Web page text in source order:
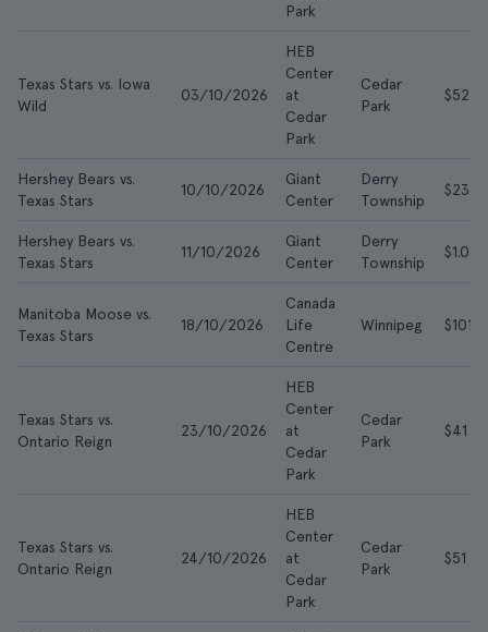
Park
Texas Stars vs. Iowa
Wild
03/10/2026
HEB
Center
at
Cedar
Park
Cedar
Park
$52
Hershey Bears vs.
Texas Stars
10/10/2026
Giant
Center
Derry
Township
$23
Hershey Bears vs.
Texas Stars
11/10/2026
Giant
Center
Derry
Township
$1.025
Manitoba Moose vs.
Texas Stars
18/10/2026
Canada
Life
Centre
Winnipeg $101
Texas Stars vs.
Ontario Reign
23/10/2026
HEB
Center
at
Cedar
Park
Cedar
Park
$41
Texas Stars vs.
Ontario Reign
24/10/2026
HEB
Center
at
Cedar
Park
Cedar
Park
$51